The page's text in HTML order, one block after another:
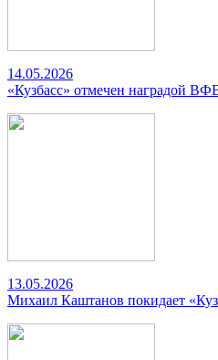
14.05.2026
«Кузбасс» отмечен наградой
13.05.2026
Михаил Каштанов покидает